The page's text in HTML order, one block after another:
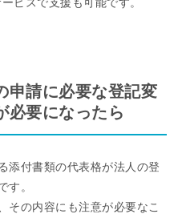
申請に必要な登記変
必要になったら
添付書類の代表格が法人の登
す。
その内容にも注意が必要なこ